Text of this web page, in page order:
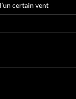
certain vent